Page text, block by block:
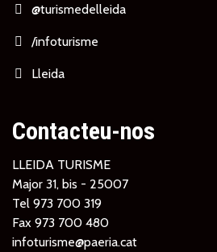
@turismedelleida
/infoturisme
Lleida
Contacteu-nos
LLEIDA TURISME
Major 31, bis - 25007
Tel 973 700 319
Fax 973 700 480
infoturisme@paeria.cat